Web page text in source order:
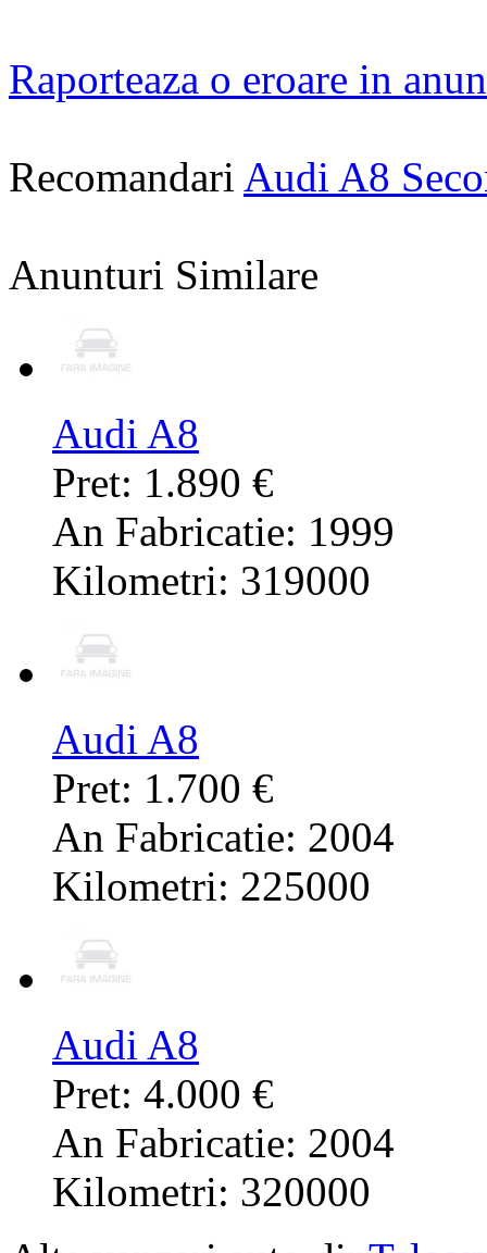
Raporteaza o eroare in
Recomandari Audi A8
Anunturi Similare
Audi A8
Pret: 1.890 €
An Fabricatie: 1999
Kilometri: 319000
Audi A8
Pret: 1.700 €
An Fabricatie: 2004
Kilometri: 225000
Audi A8
Pret: 4.000 €
An Fabricatie: 2004
Kilometri: 320000